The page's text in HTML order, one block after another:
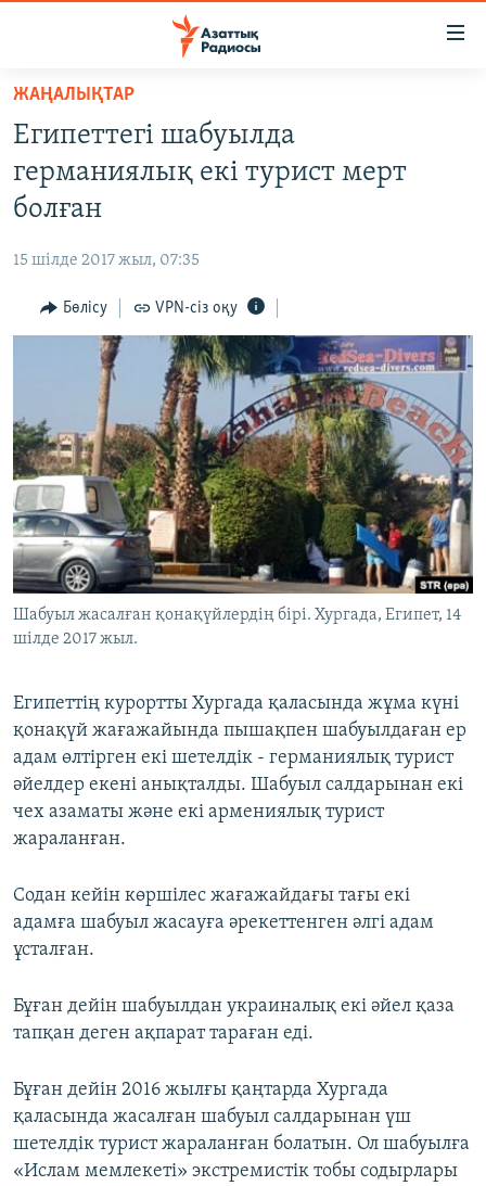
Skip
main
content
Skip
main
to
AZATTYQTV
АДАМ ҚҰҚЫҚТАРЫ
ӘЛЕУМЕТ
АРНАЙЫ ЖОБАЛАР
Русский
ЖАЗЫЛЫҢЫЗ
Басқа тілдерде
ЖАҢАЛЫҚТАР
Египеттегі шабуылда
германиялық екі турист мерт
болған
15 шілде 2017 жыл, 07:35
Бөлісу VPN-сіз оқу
Шабуыл жасалған қонақүйлердің бірі. Хургада, Египет, 14
шілде 2017 жыл.
Египеттің курортты Хургада қаласында жұма күні
қонақүй жағажайында пышақпен шабуылдаған ер
адам өлтірген екі шетелдік - германиялық турист
әйелдер екені анықталды. Шабуыл салдарынан екі
чех азаматы және екі армениялық турист
жараланған.
Содан кейін көршілес жағажайдағы тағы екі
адамға шабуыл жасауға әрекеттенген әлгі адам
ұсталған.
Бұған дейін шабуылдан украиналық екі әйел қаза
тапқан деген ақпарат тараған еді.
Бұған дейін 2016 жылғы қаңтарда Хургада
қаласында жасалған шабуыл салдарынан үш
шетелдік турист жараланған болатын. Ол шабуылға
«Ислам мемлекеті» экстремистік тобы содырлары